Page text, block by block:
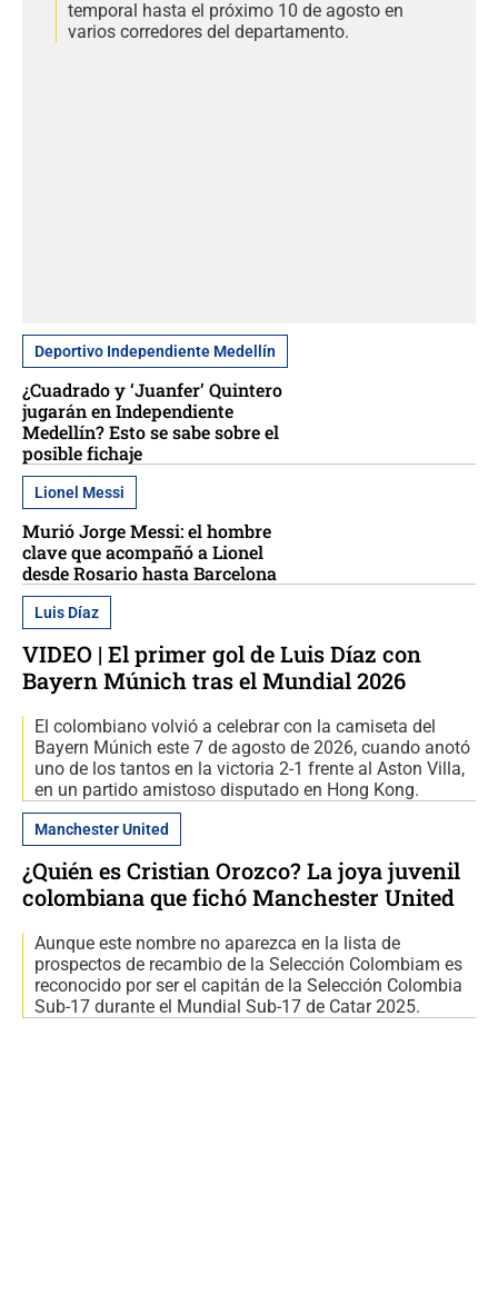
temporal hasta el próximo 10 de agosto en
varios corredores del departamento.
Deportivo Independiente Medellín
¿Cuadrado y ‘Juanfer’ Quintero
jugarán en Independiente
Medellín? Esto se sabe sobre el
posible fichaje
Lionel Messi
Murió Jorge Messi: el hombre
clave que acompañó a Lionel
desde Rosario hasta Barcelona
Luis Díaz
VIDEO | El primer gol de Luis Díaz con
Bayern Múnich tras el Mundial 2026
El colombiano volvió a celebrar con la camiseta del
Bayern Múnich este 7 de agosto de 2026, cuando anotó
uno de los tantos en la victoria 2-1 frente al Aston Villa,
en un partido amistoso disputado en Hong Kong.
Manchester United
¿Quién es Cristian Orozco? La joya juvenil
colombiana que fichó Manchester United
Aunque este nombre no aparezca en la lista de
prospectos de recambio de la Selección Colombiam es
reconocido por ser el capitán de la Selección Colombia
Sub-17 durante el Mundial Sub-17 de Catar 2025.